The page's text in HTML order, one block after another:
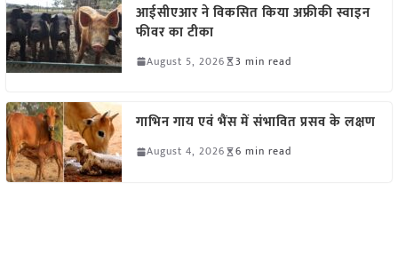
आईसीएआर ने विकसित किया अफ्रीकी स्वाइन
फीवर का टीका
August 5, 2026 3 min read
गाभिन गाय एवं भैंस में संभावित प्रसव के लक्षण
August 4, 2026 6 min read